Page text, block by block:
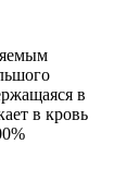
в
в кровь